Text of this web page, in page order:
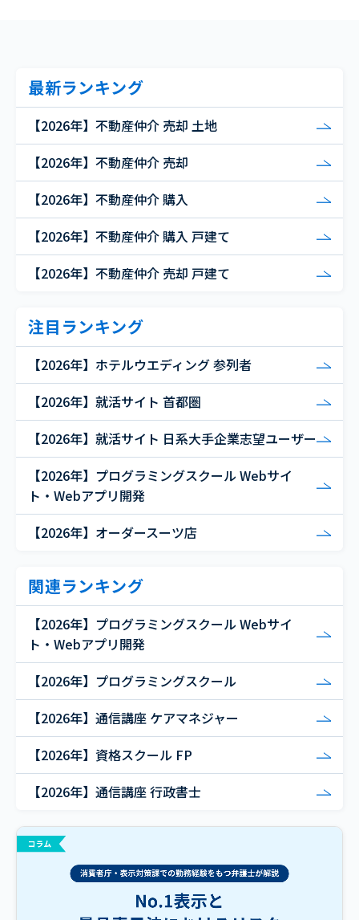
最新ランキング
【2026年】不動産仲介 売却 土地
【2026年】不動産仲介 売却
【2026年】不動産仲介 購入
【2026年】不動産仲介 購入 戸建て
【2026年】不動産仲介 売却 戸建て
注目ランキング
【2026年】ホテルウエディング 参列者
【2026年】就活サイト 首都圏
【2026年】就活サイト 日系大手企業志望ユーザー
【2026年】プログラミングスクール Webサイ
ト・Webアプリ開発
【2026年】オーダースーツ店
関連ランキング
【2026年】プログラミングスクール Webサイ
ト・Webアプリ開発
【2026年】プログラミングスクール
【2026年】通信講座 ケアマネジャー
【2026年】資格スクール FP
【2026年】通信講座 行政書士